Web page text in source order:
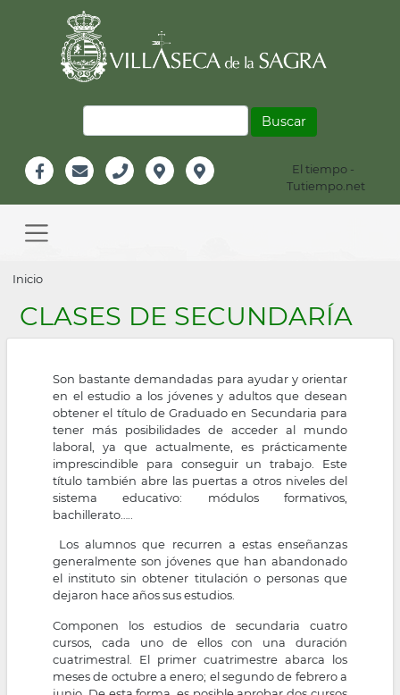
Información
Header
El tiempo -
Tutiempo.net
navigation
Sobrescribir
enlaces
de
ayuda
navegación
Inicio
CLASES DE SECUNDARÍA
Son bastante demandadas para ayudar y orientar
en el estudio a los jóvenes y adultos que desean
obtener el título de Graduado en Secundaria para
tener más posibilidades de acceder al mundo
laboral, ya que actualmente, es prácticamente
imprescindible para conseguir un trabajo. Este
título también abre las puertas a otros niveles del
sistema educativo: módulos formativos,
bachillerato…..
Los alumnos que recurren a estas enseñanzas
generalmente son jóvenes que han abandonado
el instituto sin obtener titulación o personas que
dejaron hace años sus estudios.
Componen los estudios de secundaria cuatro
cursos, cada uno de ellos con una duración
cuatrimestral. El primer cuatrimestre abarca los
meses de octubre a enero; el segundo de febrero a